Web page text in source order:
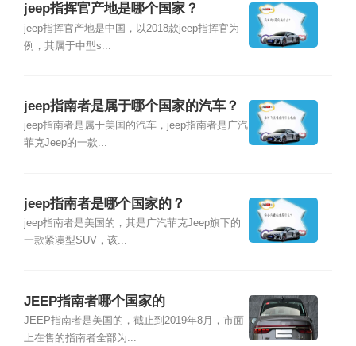
jeep指挥官产地是哪个国家？
jeep指挥官产地是中国，以2018款jeep指挥官为
例，其属于中型s...
jeep指南者是属于哪个国家的汽车？
jeep指南者是属于美国的汽车，jeep指南者是广汽
菲克Jeep的一款...
jeep指南者是哪个国家的？
jeep指南者是美国的，其是广汽菲克Jeep旗下的
一款紧凑型SUV，该...
JEEP指南者哪个国家的
JEEP指南者是美国的，截止到2019年8月，市面
上在售的指南者全部为...